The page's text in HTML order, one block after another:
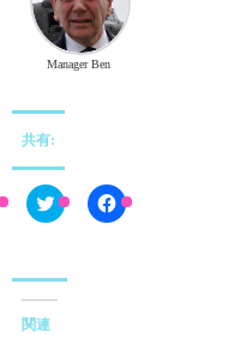
Manager Ben
共有:
C
l
t
F
a
関連